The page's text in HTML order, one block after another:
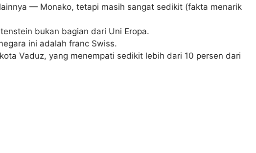
— Monako, tetapi masih sangat sedikit (fakta menarik
bukan bagian dari Uni Eropa.
ini adalah franc Swiss.
Vaduz, yang menempati sedikit lebih dari 10 persen dari